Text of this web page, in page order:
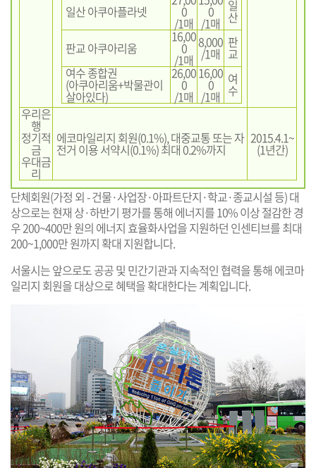
일산 아쿠아플라넷
0
/1매
0
/1매
일
산
판교 아쿠아리움
16,00
0
/1매
8,000
/1매
판
교
여수 종합권
(아쿠아리움+박물관이
살아있다)
26,00
0
/1매
16,00
0
/1매
여
수
우리은
행
정기적
금
우대금
리
에코마일리지 회원(0.1%), 대중교통 또는 자
전거 이용 서약시(0.1%) 최대 0.2%까지
2015.4.1~
(1년간)
단체회원(가정 외 - 건물·사업장·아파트단지·학교·종교시설 등) 대
상으로는 현재 상·하반기 평가를 통해 에너지를 10% 이상 절감한 경
우 200~400만 원의 에너지 효율화사업을 지원하던 인센티브를 최대
200~1,000만 원까지 확대 지원합니다.
서울시는 앞으로도 공공 및 민간기관과 지속적인 협력을 통해 에코마
일리지 회원을 대상으로 혜택을 확대한다는 계획입니다.